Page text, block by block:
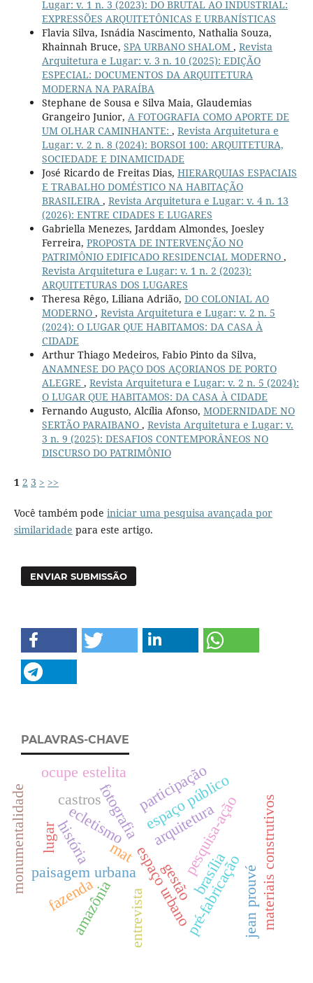
Lugar: v. 1 n. 3 (2023): DO BRUTAL AO INDUSTRIAL:
EXPRESSÕES ARQUITETÔNICAS E URBANÍSTICAS
Flavia Silva, Isnádia Nascimento, Nathalia Souza,
Rhainnah Bruce, SPA URBANO SHALOM , Revista
Arquitetura e Lugar: v. 3 n. 10 (2025): EDIÇÃO
ESPECIAL: DOCUMENTOS DA ARQUITETURA
MODERNA NA PARAÍBA
Stephane de Sousa e Silva Maia, Glaudemias
Grangeiro Junior, A FOTOGRAFIA COMO APORTE DE
UM OLHAR CAMINHANTE: , Revista Arquitetura e
Lugar: v. 2 n. 8 (2024): BORSOI 100: ARQUITETURA,
SOCIEDADE E DINAMICIDADE
José Ricardo de Freitas Dias, HIERARQUIAS ESPACIAIS
E TRABALHO DOMÉSTICO NA HABITAÇÃO
BRASILEIRA , Revista Arquitetura e Lugar: v. 4 n. 13
(2026): ENTRE CIDADES E LUGARES
Gabriella Menezes, Jarddam Almondes, Joesley
Ferreira, PROPOSTA DE INTERVENÇÃO NO
PATRIMÔNIO EDIFICADO RESIDENCIAL MODERNO ,
Revista Arquitetura e Lugar: v. 1 n. 2 (2023):
ARQUITETURAS DOS LUGARES
Theresa Rêgo, Liliana Adrião, DO COLONIAL AO
MODERNO , Revista Arquitetura e Lugar: v. 2 n. 5
(2024): O LUGAR QUE HABITAMOS: DA CASA À
CIDADE
Arthur Thiago Medeiros, Fabio Pinto da Silva,
ANAMNESE DO PAÇO DOS AÇORIANOS DE PORTO
ALEGRE , Revista Arquitetura e Lugar: v. 2 n. 5 (2024):
O LUGAR QUE HABITAMOS: DA CASA À CIDADE
Fernando Augusto, Alcília Afonso, MODERNIDADE NO
SERTÃO PARAIBANO , Revista Arquitetura e Lugar: v.
3 n. 9 (2025): DESAFIOS CONTEMPORÂNEOS NO
DISCURSO DO PATRIMÔNIO
1 2 3 > >>
Você também pode iniciar uma pesquisa avançada por
similaridade para este artigo.
ENVIAR SUBMISSÃO
PALAVRAS-CHAVE
ecletismo arquitetura
história
paisagem urbanaespaço urbano
lugar
pré-fabricaçãojean prouvé
fotografia materiais construtivos
mat pesquisa-ação
amazônia
espaço público
ocupe estelita participação
fazenda entrevista
brasília
monumentalidade castros
gestão